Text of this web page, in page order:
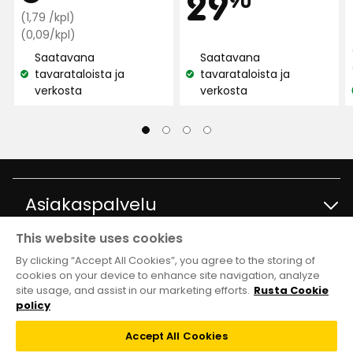
Käännetty ruotsista
Näytä alkuperäinen
2 kuukautta sitten
BB Berit B
Käännetty ruotsista • Näytä alkuperäinen
2 kuukautta sitten
Dagny
Aivan fantastisen hyvää.
Käännetty ruotsista
Näytä alkuperäinen
3 kuukautta sitten
€
Normaali
hinta
€
/kpl
(1,79 /kpl)
(0,09/kpl)
0,09
€
/kpl
Katso
saatavuus:
Saatavana
tavarataloista ja
verkosta
€
Katso
saatavuus:
Saatavana
tavarataloista ja
verkosta
Asiakaspalvelu
Kysymyksiä ja vastauksia
Tietoja
Tavaratalot ja aukioloajat
Club Rusta
This website uses cookies
By clicking “Accept All Cookies”, you agree to the storing of
cookies on your device to enhance site navigation, analyze
site usage, and assist in our marketing efforts. Rusta Cookie
policy
Accept All Cookies